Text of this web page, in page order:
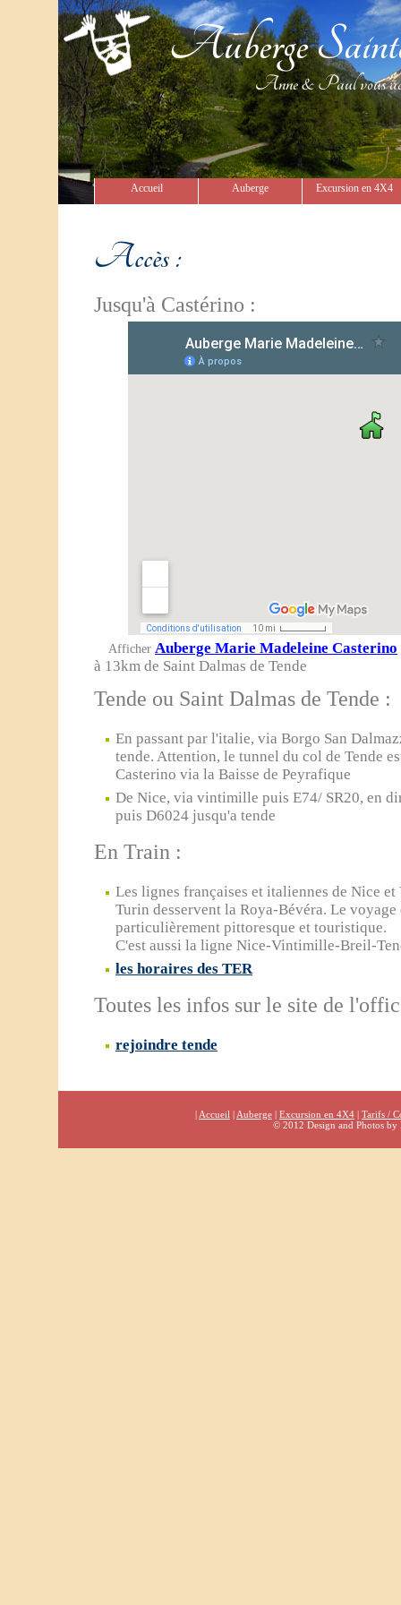
Auberge
Anne & Paul vous
Accueil Auberge Excursion en 4X4
Accès :
Jusqu'à Castérino :
Afficher Auberge Marie Madeleine Casterino
à 13km de Saint Dalmas de Tende
Tende ou Saint Dalmas de Tende :
En passant par l'italie, via Borgo San
tende. Attention, le tunnel du col de Tende
Casterino via la Baisse de Peyrafique
De Nice, via vintimille puis E74/ SR20, en
puis D6024 jusqu'a tende
En Train :
Les lignes françaises et italiennes de Nice
Turin desservent la Roya-Bévéra. Le voyage
particulièrement pittoresque et touristique.
C'est aussi la ligne Nice-Vintimille-Breil-
les horaires des TER
Toutes les infos sur le site de
rejoindre tende
| Accueil | Auberge | Excursion en 4X4 | Tarifs /
© 2012 Design and Photos